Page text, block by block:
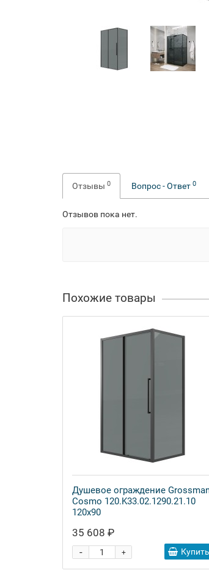
Отзывы 0 Вопрос - Ответ 0
Отзывов пока нет.
Похожие товары
Душевое ограждение
Cosmo 120.K33.02.1290.21.10
120x90
35 608 ₽
+
- Купить